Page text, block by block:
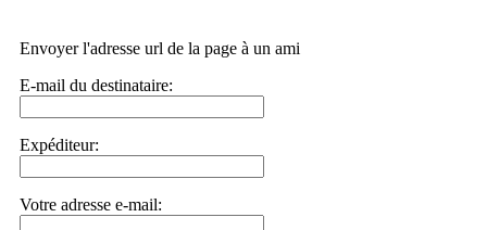
Envoyer l'adresse url de la page à un ami
E-mail du destinataire:
Expéditeur:
Votre adresse e-mail: